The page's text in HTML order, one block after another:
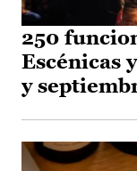
250
Escénicas
y